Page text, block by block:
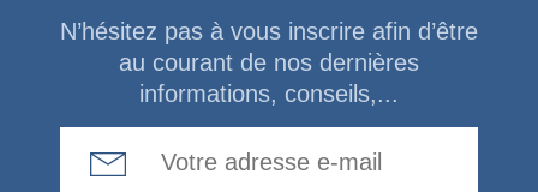
N’hésitez pas à vous inscrire afin d’être
au courant de nos dernières
informations, conseils,...